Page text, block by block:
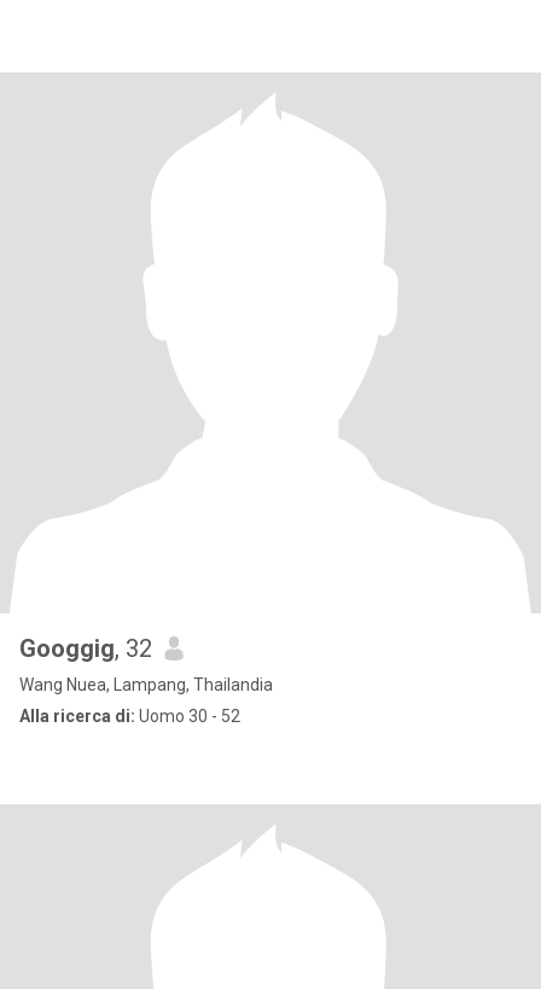
Googgig, 32
Wang Nuea, Lampang, Thailandia
Alla ricerca di: Uomo 30 - 52